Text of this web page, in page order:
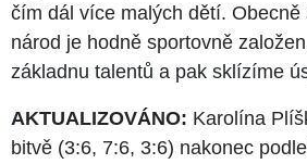
čím dál více malých dětí.
národ je hodně sportovně
základnu talentů a pak sklízíme
AKTUALIZOVÁNO: Karolína
bitvě (3:6, 7:6, 3:6) nakonec